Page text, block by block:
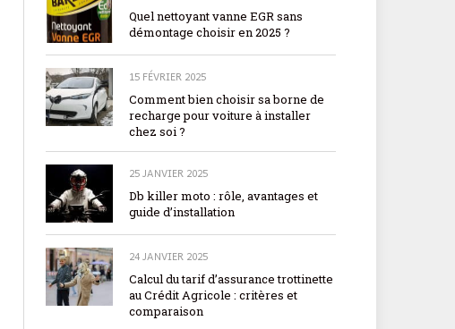
Quel nettoyant vanne EGR sans
démontage choisir en 2025 ?
15 FÉVRIER 2025
Comment bien choisir sa borne de
recharge pour voiture à installer
chez soi ?
25 JANVIER 2025
Db killer moto : rôle, avantages et
guide d’installation
24 JANVIER 2025
Calcul du tarif d’assurance trottinette
au Crédit Agricole : critères et
comparaison